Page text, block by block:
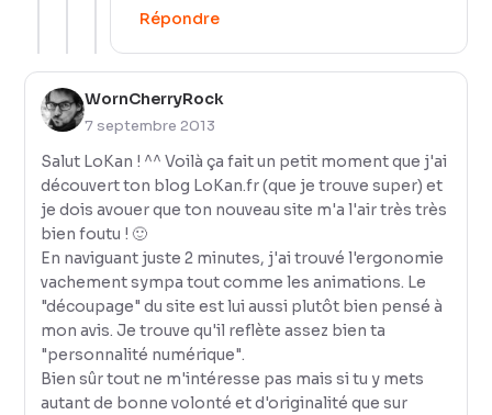
Répondre
WornCherryRock
7 septembre 2013
Salut LoKan ! ^^ Voilà ça fait un petit moment que j'ai
découvert ton blog LoKan.fr (que je trouve super) et
je dois avouer que ton nouveau site m'a l'air très très
bien foutu ! 🙂
En naviguant juste 2 minutes, j'ai trouvé l'ergonomie
vachement sympa tout comme les animations. Le
"découpage" du site est lui aussi plutôt bien pensé à
mon avis. Je trouve qu'il reflète assez bien ta
"personnalité numérique".
Bien sûr tout ne m'intéresse pas mais si tu y mets
autant de bonne volonté et d'originalité que sur